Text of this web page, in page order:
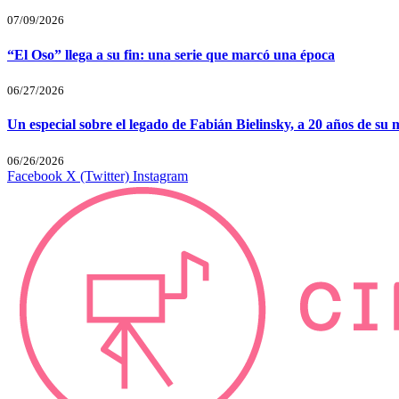
07/09/2026
“El Oso” llega a su fin: una serie que marcó una época
06/27/2026
Un especial sobre el legado de Fabián Bielinsky, a 20 años de su
06/26/2026
Facebook X (Twitter) Instagram